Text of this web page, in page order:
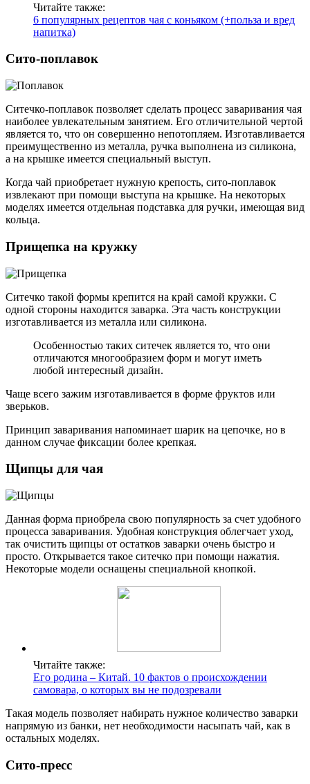
Читайте также:
6 популярных рецептов чая с коньяком (+польза и вред
напитка)
Сито-поплавок
Ситечко-поплавок позволяет сделать процесс заваривания чая
наиболее увлекательным занятием. Его отличительной чертой
является то, что он совершенно непотопляем. Изготавливается
преимущественно из металла, ручка выполнена из силикона,
а на крышке имеется специальный выступ.
Когда чай приобретает нужную крепость, сито-поплавок
извлекают при помощи выступа на крышке. На некоторых
моделях имеется отдельная подставка для ручки, имеющая вид
кольца.
Прищепка на кружку
Ситечко такой формы крепится на край самой кружки. С
одной стороны находится заварка. Эта часть конструкции
изготавливается из металла или силикона.
Особенностью таких ситечек является то, что они
отличаются многообразием форм и могут иметь
любой интересный дизайн.
Чаще всего зажим изготавливается в форме фруктов или
зверьков.
Принцип заваривания напоминает шарик на цепочке, но в
данном случае фиксации более крепкая.
Щипцы для чая
Данная форма приобрела свою популярность за счет удобного
процесса заваривания. Удобная конструкция облегчает уход,
так очистить щипцы от остатков заварки очень быстро и
просто. Открывается такое ситечко при помощи нажатия.
Некоторые модели оснащены специальной кнопкой.
Читайте также:
Его родина – Китай. 10 фактов о происхождении
самовара, о которых вы не подозревали
Такая модель позволяет набирать нужное количество заварки
напрямую из банки, нет необходимости насыпать чай, как в
остальных моделях.
Сито-пресс